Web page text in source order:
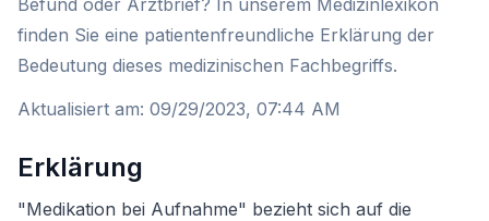
Befund oder Arztbrief? In unserem Medizinlexikon
finden Sie eine patientenfreundliche Erklärung der
Bedeutung dieses medizinischen Fachbegriffs.
Aktualisiert am: 09/29/2023, 07:44 AM
Erklärung
"Medikation bei Aufnahme" bezieht sich auf die